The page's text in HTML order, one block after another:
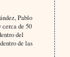
Pablo
de 50
del
de las